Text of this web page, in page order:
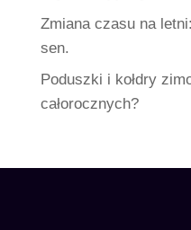
Zmiana czasu na
sen.
Poduszki i kołdry
całorocznych?